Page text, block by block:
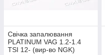
Свічка запалювання
PLATINUM VAG 1.2-1.4
TSI 12- (вир-во NGK)